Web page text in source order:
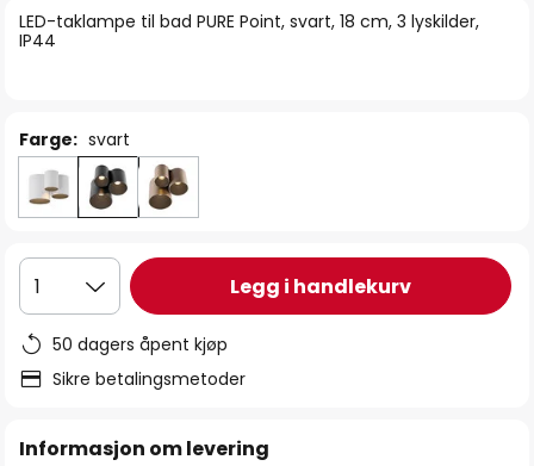
bildegalleri
LED-taklampe til bad PURE Point, svart, 18 cm, 3 lyskilder,
IP44
Farge: svart
1 Legg i handlekurv
50 dagers åpent kjøp
Sikre betalingsmetoder
Informasjon om levering